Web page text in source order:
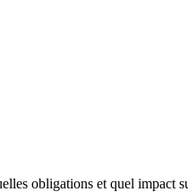
obligations et quel impact